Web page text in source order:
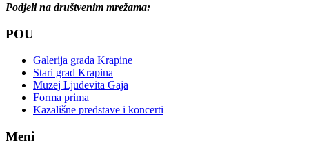
Podjeli na društvenim mrežama:
POU
Galerija grada Krapine
Stari grad Krapina
Muzej Ljudevita Gaja
Forma prima
Kazališne predstave i koncerti
Meni